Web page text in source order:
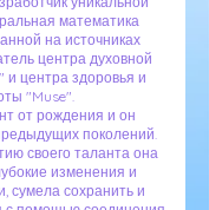
математика
на источниках
центра духовной
и центра здоровья и
"Muse".
от рождения и он
поколений.
своего таланта она
изменения и
сумела сохранить и